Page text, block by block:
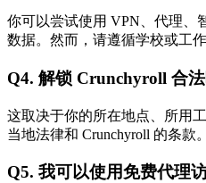
你可以尝试使用 VPN、代理、
数据。然而，请遵循学校或工作
Q4. 解锁 Crunchyroll 合法
这取决于你的所在地点、所用
当地法律和 Crunchyroll 的条款。
Q5. 我可以使用免费代理